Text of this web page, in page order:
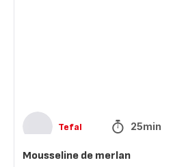
Tefal 25min
Mousseline de merlan